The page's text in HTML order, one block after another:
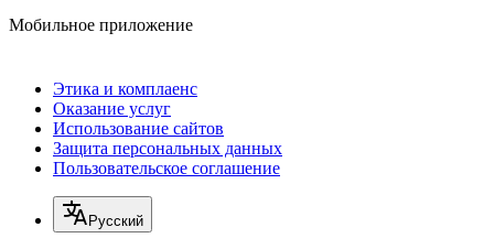
Мобильное приложение
Этика и комплаенс
Оказание услуг
Использование сайтов
Защита персональных данных
Пользовательское соглашение
Русский